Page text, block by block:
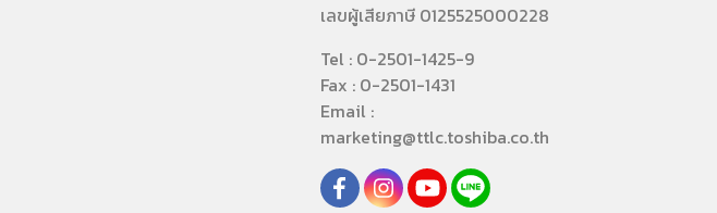
เลขผู้เสียภาษี 0125525000228
Tel : 0-2501-1425-9
Fax : 0-2501-1431
Email :
marketing@ttlc.toshiba.co.th